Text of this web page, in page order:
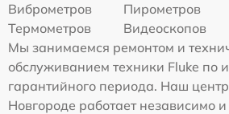
Виброметров
Пирометров
Термометров
Видеоскопов
Мы занимаемся ремонтом и
обслуживанием техники Fluke по
гарантийного периода. Наш
Новгороде работает независимо